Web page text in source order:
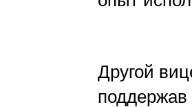
Другой
поддержав